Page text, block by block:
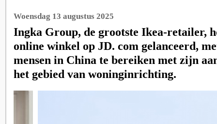
Woensdag 13 augustus 2025
Ingka Group, de grootste Ikea-retailer,
online winkel op JD. com gelanceerd,
mensen in China te bereiken met zijn
het gebied van woninginrichting.